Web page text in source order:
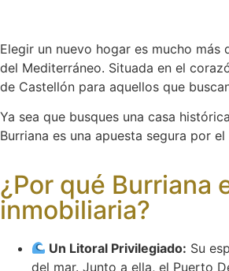
Elegir un nuevo hogar es mucho
del Mediterráneo. Situada en el
de Castellón para aquellos que
Ya sea que busques una casa
Burriana es una apuesta segura por
¿Por qué Burriana
inmobiliaria?
Un Litoral Privilegiado: Su
del mar. Junto a ella, el Puerto